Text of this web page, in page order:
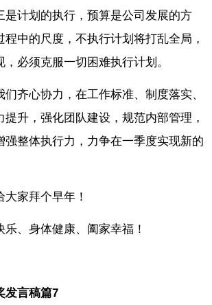
是计划的执行，预算是公司发展的方
程中的尺度，不执行计划将打乱全局，
必须克服一切困难执行计划。
们齐心协力，在工作标准、制度落实、
升，强化团队建设，规范内部管理，
强整体执行力，力争在一季度实现新的
家拜个早年！
乐、身体健康、阖家幸福！
发言稿篇7